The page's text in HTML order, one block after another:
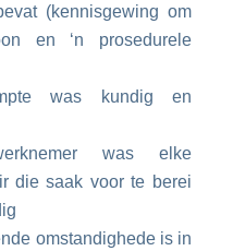
(kennisgewing om
en ‘n prosedurele
was kundig en
was elke
die saak voor te berei
omstandighede is in